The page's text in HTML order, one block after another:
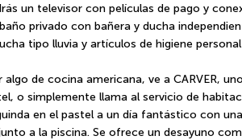
un televisor con películas de pago y
privado con bañera y ducha
tipo lluvia y artículos de higiene
de cocina americana, ve a CARVER,
o simplemente llama al servicio de
en el pastel a un día fantástico con
a la piscina. Se ofrece un desayuno